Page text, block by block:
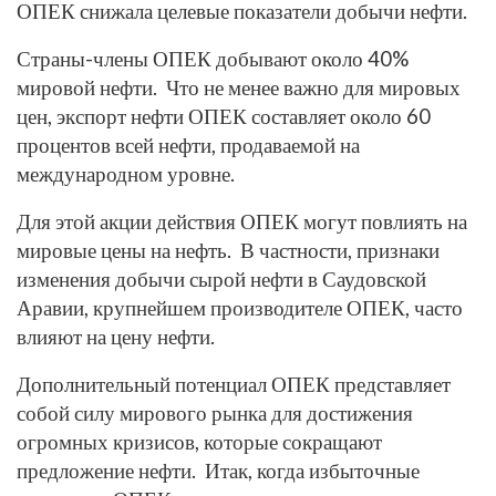
ОПЕК снижала целевые показатели добычи нефти.
Страны-члены ОПЕК добывают около 40%
мировой нефти. Что не менее важно для мировых
цен, экспорт нефти ОПЕК составляет около 60
процентов всей нефти, продаваемой на
международном уровне.
Для этой акции действия ОПЕК могут повлиять на
мировые цены на нефть. В частности, признаки
изменения добычи сырой нефти в Саудовской
Аравии, крупнейшем производителе ОПЕК, часто
влияют на цену нефти.
Дополнительный потенциал ОПЕК представляет
собой силу мирового рынка для достижения
огромных кризисов, которые сокращают
предложение нефти. Итак, когда избыточные